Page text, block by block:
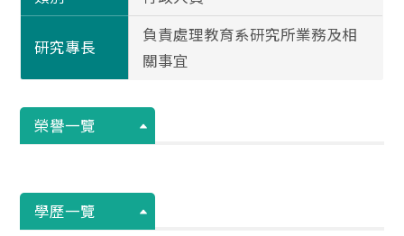
研究專長
負責處理教育系研究所業務及相
關事宜
榮譽一覽
學歷一覽